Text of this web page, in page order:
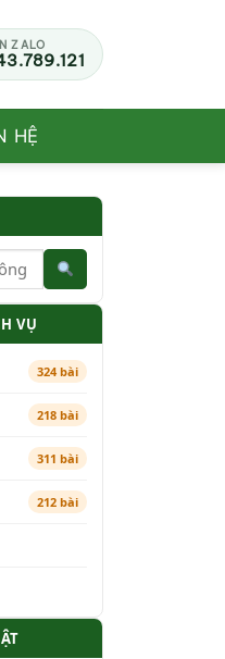
ZALO
HỆ
VỤ
324 bài
218 bài
311 bài
212 bài